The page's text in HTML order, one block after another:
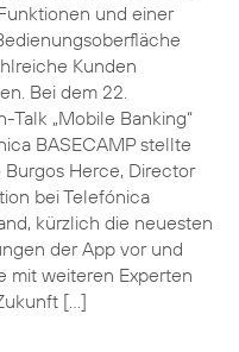
und einer
Kunden
Bei dem 22.
Talk „Mobile Banking“
BASECAMP stellte
Burgos Herce, Director
bei Telefónica
kürzlich die neuesten
der App vor und
mit weiteren Experten
[…]